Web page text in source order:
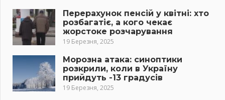
Перерахунок пенсій у квітні: хто
розбагатіє, а кого чекає
жорстоке розчарування
19 Березня, 2025
Морозна атака: синоптики
розкрили, коли в Україну
прийдуть -13 градусів
19 Березня, 2025